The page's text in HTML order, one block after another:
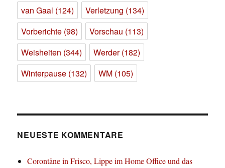
van Gaal (124) Verletzung (134)
Vorberichte (98) Vorschau (113)
Weisheiten (344) Werder(182)
Winterpause (132) WM (105)
NEUESTE KOMMENTARE
Corontäne in Frisco, Lippe im Home Office und das